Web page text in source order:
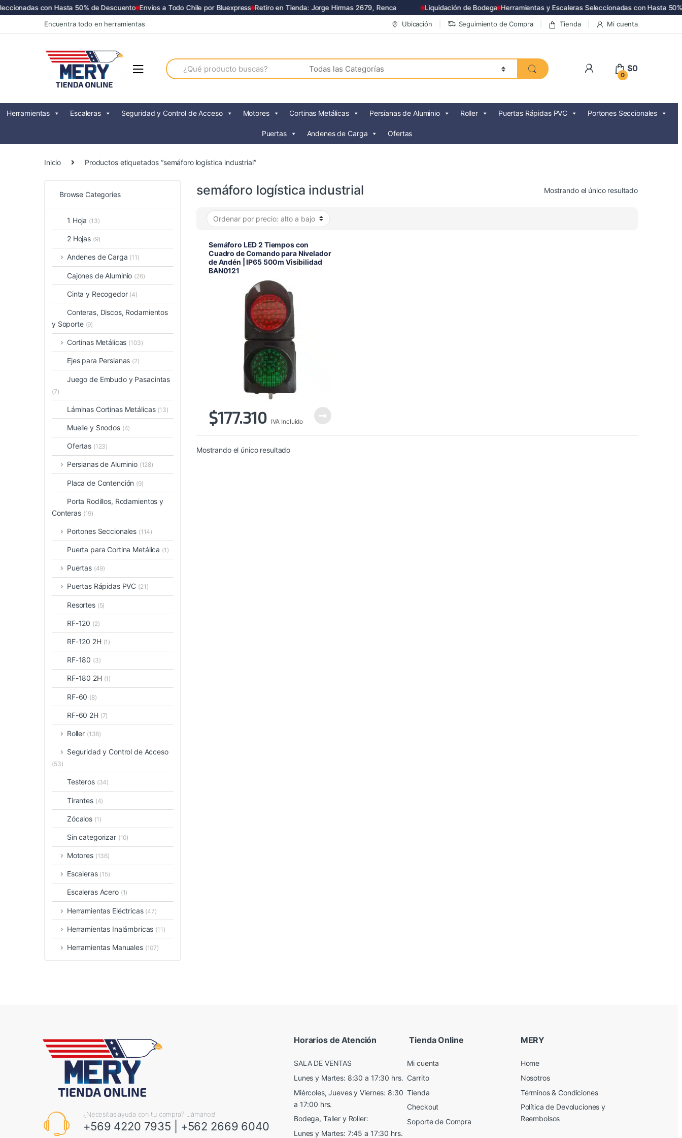
con Hasta 50% de Descuento Envíos a Todo Chile por Bluexpress Retiro en Tienda: Jorge Hirmas 2679, Renca Liquidación de Bodega Herramientas y Escaleras Seleccionadas con Hasta 50%
to
to
Encuentra todo en herramientas Ubicación Seguimiento de Compra Tienda Mi cuenta
Search
for:
0
$0
Herramientas Escaleras Seguridad y Control de Acceso Motores Cortinas Metálicas Persianas de Aluminio Roller Puertas Rápidas PVC Portones Seccionales
Puertas Andenes de Carga Ofertas
Inicio Productos etiquetados “semáforo logística industrial”
semáforo logística industrial Mostrando el único resultado
Semáforo LED 2 Tiempos con
Cuadro de Comando para Nivelador
de Andén | IP65 500m Visibilidad
BAN0121
$177.310 IVA Incluido
Mostrando el único resultado
Browse Categories
1 Hoja (13)
2 Hojas (9)
Andenes de Carga (11)
Cajones de Aluminio (26)
Cinta y Recogedor (4)
Conteras, Discos, Rodamientos
y Soporte (9)
Cortinas Metálicas (103)
Ejes para Persianas (2)
Juego de Embudo y Pasacintas
(7)
Láminas Cortinas Metálicas (13)
Muelle y Snodos (4)
Ofertas (123)
Persianas de Aluminio (128)
Placa de Contención (9)
Porta Rodillos, Rodamientos y
Conteras (19)
Portones Seccionales (114)
Puerta para Cortina Metálica (1)
Puertas (49)
Puertas Rápidas PVC (21)
Resortes (5)
RF-120 (2)
RF-120 2H (1)
RF-180 (3)
RF-180 2H (1)
RF-60 (8)
RF-60 2H (7)
Roller (138)
Seguridad y Control de Acceso
(53)
Testeros (34)
Tirantes (4)
Zócalos (1)
Sin categorizar (10)
Motores (136)
Escaleras (15)
Escaleras Acero (1)
Herramientas Eléctricas (47)
Herramientas Inalámbricas (11)
Herramientas Manuales (107)
¿Necesitas ayuda con tu compra? Llámanos!
+569 4220 7935 +562 2669 6040
Horarios de Atención
SALA DE VENTAS
Lunes y Martes: 8:30 a 17:30 hrs.
Miércoles, Jueves y Viernes: 8:30
a 17:00 hrs.
Bodega, Taller y Roller:
Lunes y Martes: 7:45 a 17:30 hrs.
Tienda Online
Mi cuenta
Carrito
Tienda
Checkout
Soporte de Compra
MERY
Home
Nosotros
Términos & Condiciones
Política de Devoluciones y
Reembolsos